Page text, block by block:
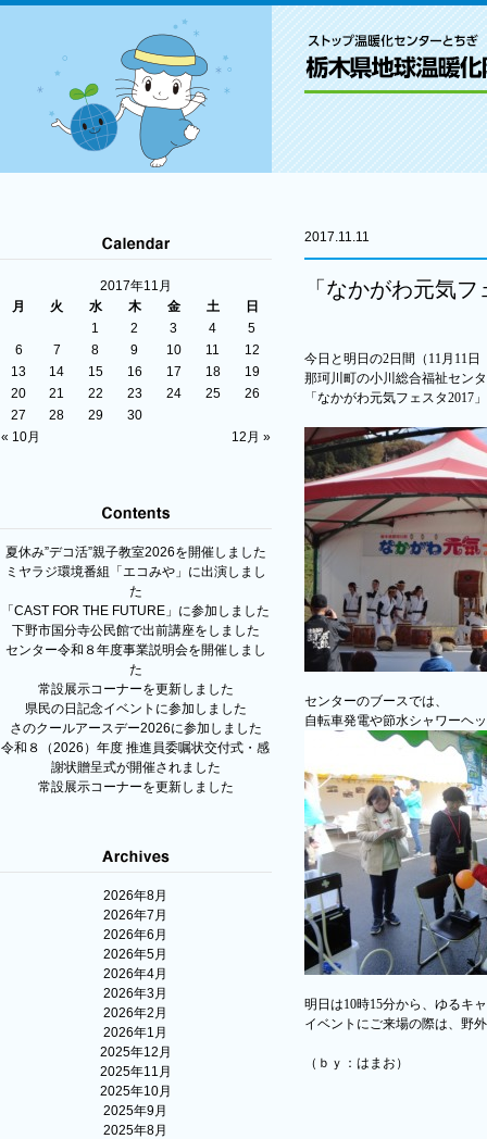
2017年11月
月
火 水 木 金 土 日
« 10月 12月 »
1 2 3 4
5
6
7 8 9 10 11
12
13
14 15 16 17 18
19
20
21 22 23 24 25
26
27
28 29 30
夏休み”デコ活”親子教室2026を開催しました
ミヤラジ環境番組「エコみや」に出演しまし
た
「CAST FOR THE FUTURE」に参加しました
下野市国分寺公民館で出前講座をしました
センター令和８年度事業説明会を開催しまし
た
常設展示コーナーを更新しました
県民の日記念イベントに参加しました
さのクールアースデー2026に参加しました
令和８（2026）年度 推進員委嘱状交付式・感
謝状贈呈式が開催されました
常設展示コーナーを更新しました
2026年8月
2026年7月
2026年6月
2026年5月
2026年4月
2026年3月
2026年2月
2026年1月
2025年12月
2025年11月
2025年10月
2025年9月
2025年8月
2017.11.11
「なかがわ元気
今日と明日の2日間（ 11月 11日
那珂川町の小川総合福祉セン
「なかがわ元気フェスタ2017
センターのブースでは、
自転車発電や節水シャワーヘ
明日は10時15分から、ゆるキ
イベントにご来場の際は、野
（ｂｙ：はまお）